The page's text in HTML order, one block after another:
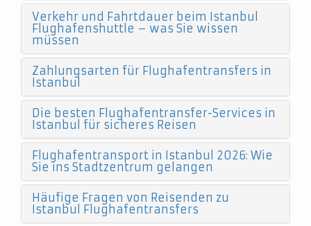
Verkehr und Fahrtdauer beim Istanbul
Flughafenshuttle – was Sie wissen
müssen
Zahlungsarten für Flughafentransfers in
Istanbul
Die besten Flughafentransfer-Services in
Istanbul für sicheres Reisen
Flughafentransport in Istanbul 2026: Wie
Sie ins Stadtzentrum gelangen
Häufige Fragen von Reisenden zu
Istanbul Flughafentransfers